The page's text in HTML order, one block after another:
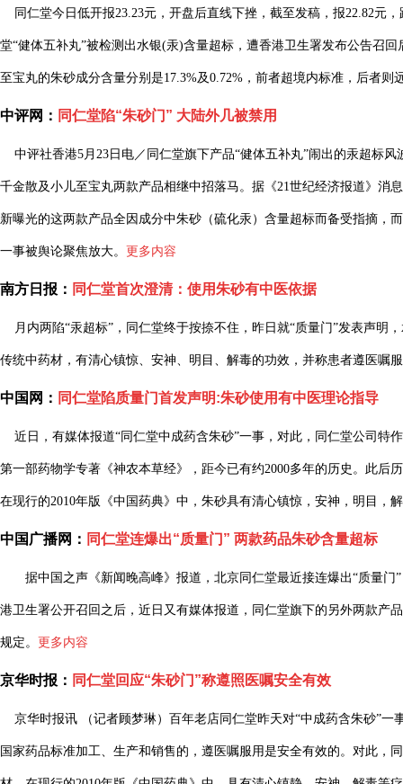
同仁堂今日低开报23.23元，开盘后直线下挫，截至发稿，报22.82元
堂“健体五补丸”被检测出水银(汞)含量超标，遭香港卫生署发布公告召
至宝丸的朱砂成分含量分别是17.3%及0.72%，前者超境内标准，后者则
中评网： 同仁堂陷“朱砂门” 大陆外几被禁用
中评社香港5月23日电／同仁堂旗下产品“健体五补丸”闹出的汞超标
千金散及小儿至宝丸两款产品相继中招落马。据《21世纪经济报道》消
新曝光的这两款产品全因成分中朱砂（硫化汞）含量超标而备受指摘，
一事被舆论聚焦放大。 更多内容
南方日报： 同仁堂首次澄清：使用朱砂有中医依据
月内两陷“汞超标”，同仁堂终于按捺不住，昨日就“质量门”发表声明
传统中药材，有清心镇惊、安神、明目、解毒的功效，并称患者遵医嘱
中国网： 同仁堂陷质量门首发声明:朱砂使用有中医理论指导
近日，有媒体报道“同仁堂中成药含朱砂”一事，对此，同仁堂公司特
第一部药物学专著《神农本草经》，距今已有约2000多年的历史。此后
在现行的2010年版《中国药典》中，朱砂具有清心镇惊，安神，明目，
中国广播网： 同仁堂连爆出“质量门” 两款药品朱砂含量超标
据中国之声《新闻晚高峰》报道，北京同仁堂最近接连爆出“质量门”
港卫生署公开召回之后，近日又有媒体报道，同仁堂旗下的另外两款产
规定。 更多内容
京华时报： 同仁堂回应“朱砂门”称遵照医嘱安全有效
京华时报讯 （记者顾梦琳）百年老店同仁堂昨天对“中成药含朱砂”一
国家药品标准加工、生产和销售的，遵医嘱服用是安全有效的。对此，